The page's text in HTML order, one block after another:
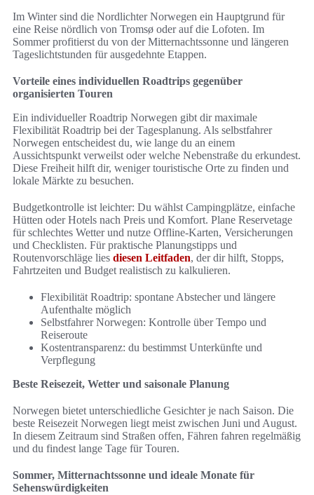
Im Winter sind die Nordlichter Norwegen ein Hauptgrund für
eine Reise nördlich von Tromsø oder auf die Lofoten. Im
Sommer profitierst du von der Mitternachtssonne und längeren
Tageslichtstunden für ausgedehnte Etappen.
Vorteile eines individuellen Roadtrips gegenüber
organisierten Touren
Ein individueller Roadtrip Norwegen gibt dir maximale
Flexibilität Roadtrip bei der Tagesplanung. Als selbstfahrer
Norwegen entscheidest du, wie lange du an einem
Aussichtspunkt verweilst oder welche Nebenstraße du erkundest.
Diese Freiheit hilft dir, weniger touristische Orte zu finden und
lokale Märkte zu besuchen.
Budgetkontrolle ist leichter: Du wählst Campingplätze, einfache
Hütten oder Hotels nach Preis und Komfort. Plane Reservetage
für schlechtes Wetter und nutze Offline-Karten, Versicherungen
und Checklisten. Für praktische Planungstipps und
Routenvorschläge lies diesen Leitfaden, der dir hilft, Stopps,
Fahrtzeiten und Budget realistisch zu kalkulieren.
Flexibilität Roadtrip: spontane Abstecher und längere
Aufenthalte möglich
Selbstfahrer Norwegen: Kontrolle über Tempo und
Reiseroute
Kostentransparenz: du bestimmst Unterkünfte und
Verpflegung
Beste Reisezeit, Wetter und saisonale Planung
Norwegen bietet unterschiedliche Gesichter je nach Saison. Die
beste Reisezeit Norwegen liegt meist zwischen Juni und August.
In diesem Zeitraum sind Straßen offen, Fähren fahren regelmäßig
und du findest lange Tage für Touren.
Sommer, Mitternachtssonne und ideale Monate für
Sehenswürdigkeiten